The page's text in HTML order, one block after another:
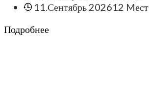
11.Сентябрь 202612 Mест
Подробнее